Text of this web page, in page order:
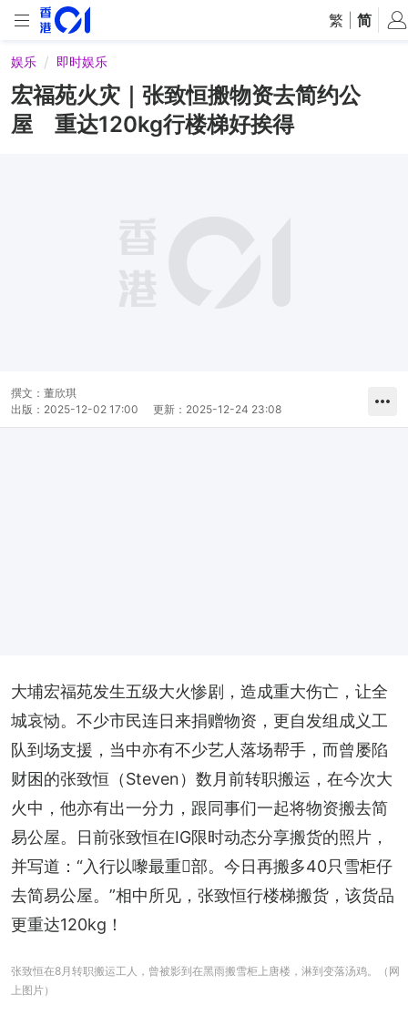
繁 简
娱乐 即时娱乐
宏福苑火灾｜张致恒搬物资去简约公
屋 重达120kg行楼梯好挨得
撰文： 董欣琪
出版： 2025-12-02 17:00 更新： 2025-12-24 23:08
大埔宏福苑发生五级大火惨剧，造成重大伤亡，让全
城哀恸。不少市民连日来捐赠物资，更自发组成义工
队到场支援，当中亦有不少艺人落场帮手，而曾屡陷
财困的张致恒（Steven）数月前转职搬运，在今次大
火中，他亦有出一分力，跟同事们一起将物资搬去简
易公屋。日前张致恒在IG限时动态分享搬货的照片，
并写道：“入行以嚟最重𠮶部。今日再搬多40只雪柜仔
去简易公屋。”相中所见，张致恒行楼梯搬货，该货品
更重达120kg！
张致恒在8月转职搬运工人，曾被影到在黑雨搬雪柜上唐楼，淋到变落汤鸡。（网
上图片）